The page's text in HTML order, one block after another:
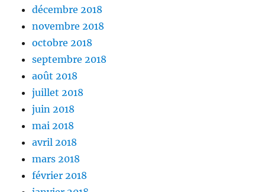
décembre 2018
novembre 2018
octobre 2018
septembre 2018
août 2018
juillet 2018
juin 2018
mai 2018
avril 2018
mars 2018
février 2018